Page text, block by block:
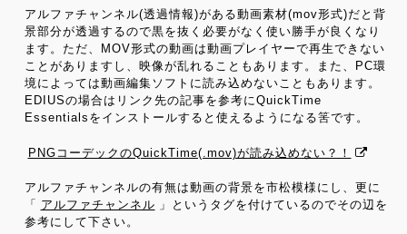
アルファチャンネル(透過情報)がある動画素材(mov形式)だと背
景部分が透過するので黒を抜く必要がなく使い勝手が良くなり
ます。ただ、MOV形式の動画は動画プレイヤーで再生できない
ことがありますし、映像が乱れることもあります。また、PC環
境によっては動画編集ソフトに読み込めないこともあります。
EDIUSの場合はリンク先の記事を参考にQuickTime
Essentialsをインストールすると使えるようになる筈です。
PNGコーデックのQuickTime(.mov)が読み込めない？！
アルファチャンネルの有無は動画の背景を市松模様にし、更に
「
アルファチャンネル 」というタグを付けているのでその辺を
参考にして下さい。